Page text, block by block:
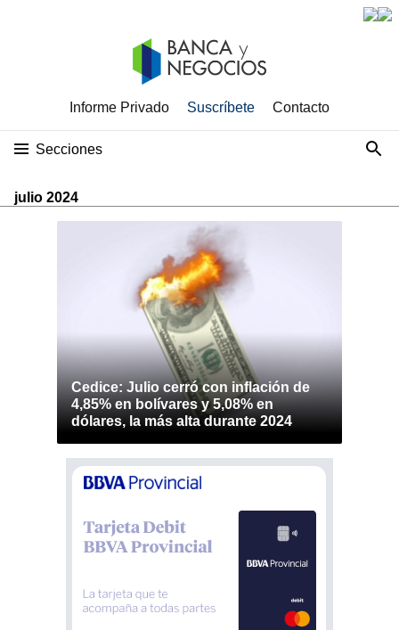
Informe Privado Suscríbete Contacto
Secciones
julio 2024
Cedice: Julio cerró con inflación de
4,85% en bolívares y 5,08% en
dólares, la más alta durante 2024